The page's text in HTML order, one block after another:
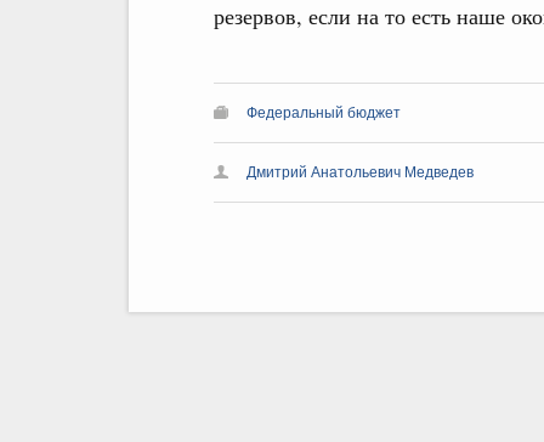
резервов, если на то есть наше
Федеральный бюджет
Дмитрий Анатольевич Медведев